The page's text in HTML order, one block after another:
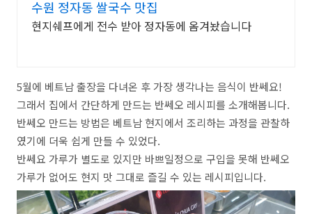
수원 정자동 쌀국수 맛집
현지쉐프에게 전수 받아 정자동에 옴겨놨습니다
5월에 베트남 출장을 다녀온 후 가장 생각나는 음식이 반쎄요!
그래서 집에서 간단하게 만드는 반쎄오 레시피를 소개해봅니다.
반쎄오 만드는 방법은 베트남 현지에서 조리하는 과정을 관찰하
였기에 더욱 쉽게 만들 수 있었다.
반쎄요 가루가 별도로 있지만 바쁘일정으로 구입을 못해 반쎄오
가루가 없어도 현지 맛 그대로 즐길 수 있는 레시피입니다.